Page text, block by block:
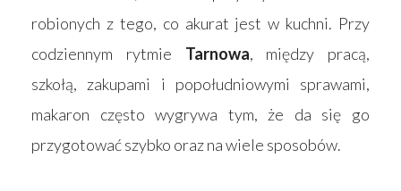
robionych z tego, co akurat jest w kuchni. Przy
codziennym rytmie Tarnowa, między pracą,
szkołą, zakupami i popołudniowymi sprawami,
makaron często wygrywa tym, że da się go
przygotować szybko oraz na wiele sposobów.